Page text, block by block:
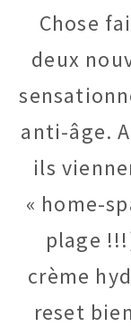
Chose
deux
anti-âge.
ils
« home-
plage
crème
reset